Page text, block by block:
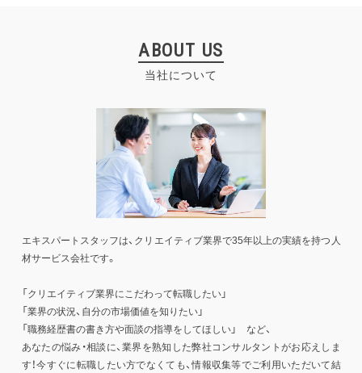
ABOUT US
当社について
エキスパートスタッフは、クリエイティブ業界で35年以上の実績を持つ人
材サービス会社です。
「クリエイティブ業界にこだわって転職したい」
「業界の状況、自分の市場価値を知りたい」
「職務経歴書の書き方や面談の指導をしてほしい」 など、
あなたの悩み・相談に、業界を熟知した弊社コンサルタントがお応えしま
す！今すぐに転職したい方でなくても、情報収集等でご利用いただいて結